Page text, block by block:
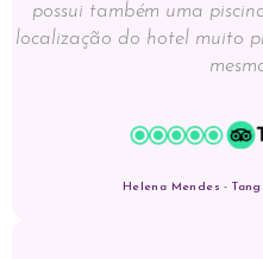
possui também uma
localização do hotel muito
Helena Mendes -